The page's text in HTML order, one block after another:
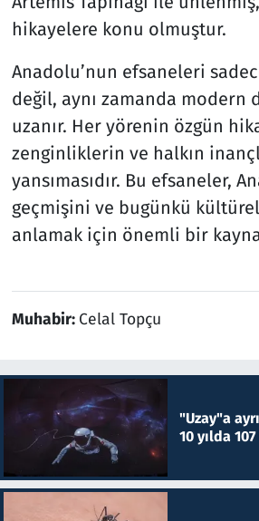
hikayelere konu olmuştur.
Anadolu’nun efsaneleri
değil, aynı zamanda modern
uzanır. Her yörenin özgün
zenginliklerin ve halkın
yansımasıdır. Bu efsaneler,
geçmişini ve bugünkü
anlamak için önemli bir
Muhabir: Celal Topçu
"Uzay"a
10 yılda